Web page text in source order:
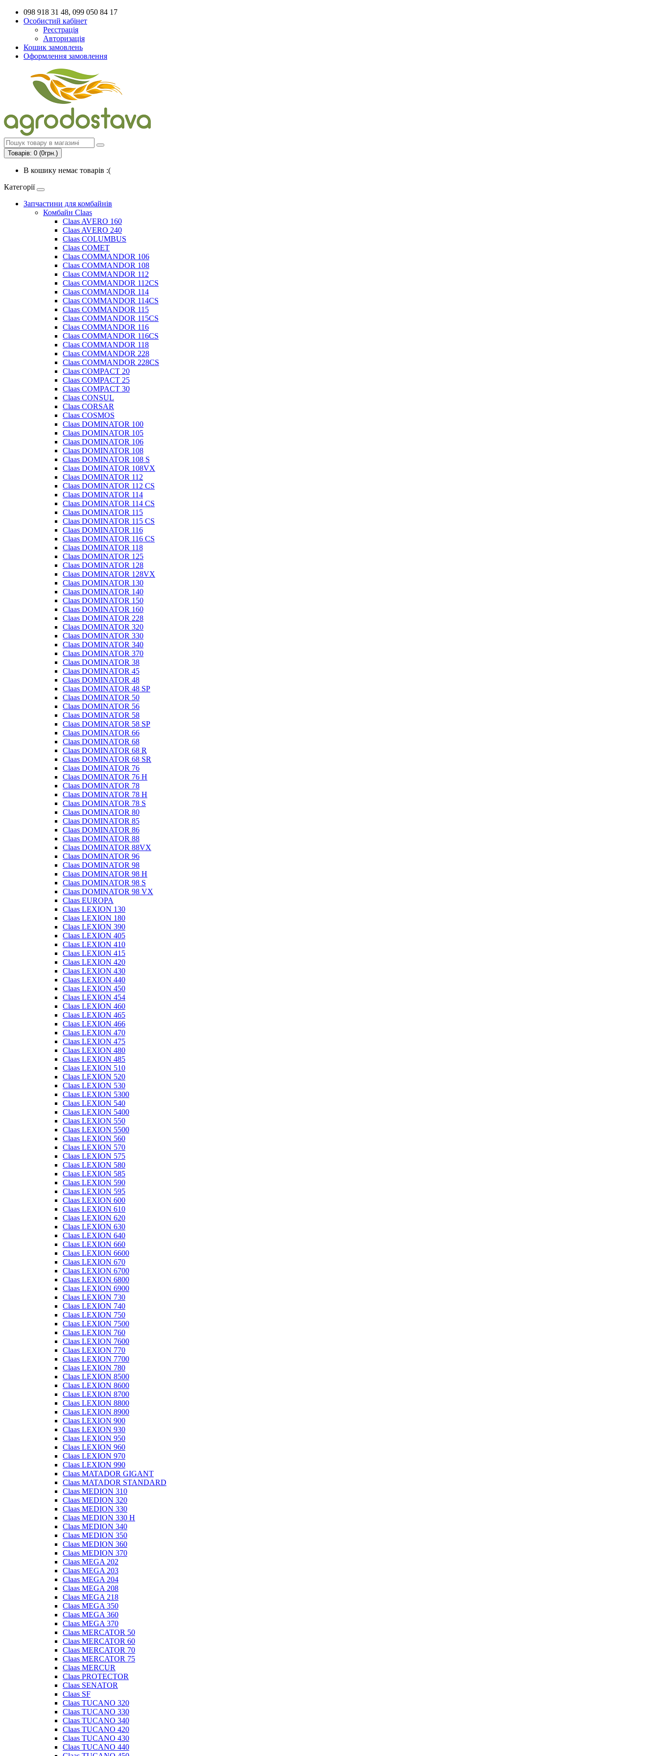
098 918 31 48, 099 050 84 17
Особистий кабінет
Реєстрація
Авторизація
Кошик замовлень
Оформлення замовлення
Товарів: 0 (0грн.)
В кошику немає товарів :(
Категорії
Запчастини для комбайнів
Комбайн Claas
Claas AVERO 160
Claas AVERO 240
Claas COLUMBUS
Claas COMET
Claas COMMANDOR 106
Claas COMMANDOR 108
Claas COMMANDOR 112
Claas COMMANDOR 112CS
Claas COMMANDOR 114
Claas COMMANDOR 114CS
Claas COMMANDOR 115
Claas COMMANDOR 115CS
Claas COMMANDOR 116
Claas COMMANDOR 116CS
Claas COMMANDOR 118
Claas COMMANDOR 228
Claas COMMANDOR 228CS
Claas COMPACT 20
Claas COMPACT 25
Claas COMPACT 30
Claas CONSUL
Claas CORSAR
Claas COSMOS
Claas DOMINATOR 100
Claas DOMINATOR 105
Claas DOMINATOR 106
Claas DOMINATOR 108
Claas DOMINATOR 108 S
Claas DOMINATOR 108VX
Claas DOMINATOR 112
Claas DOMINATOR 112 CS
Claas DOMINATOR 114
Claas DOMINATOR 114 CS
Claas DOMINATOR 115
Claas DOMINATOR 115 CS
Claas DOMINATOR 116
Claas DOMINATOR 116 CS
Claas DOMINATOR 118
Claas DOMINATOR 125
Claas DOMINATOR 128
Claas DOMINATOR 128VX
Claas DOMINATOR 130
Claas DOMINATOR 140
Claas DOMINATOR 150
Claas DOMINATOR 160
Claas DOMINATOR 228
Claas DOMINATOR 320
Claas DOMINATOR 330
Claas DOMINATOR 340
Claas DOMINATOR 370
Claas DOMINATOR 38
Claas DOMINATOR 45
Claas DOMINATOR 48
Claas DOMINATOR 48 SP
Claas DOMINATOR 50
Claas DOMINATOR 56
Claas DOMINATOR 58
Claas DOMINATOR 58 SP
Claas DOMINATOR 66
Claas DOMINATOR 68
Claas DOMINATOR 68 R
Claas DOMINATOR 68 SR
Claas DOMINATOR 76
Claas DOMINATOR 76 H
Claas DOMINATOR 78
Claas DOMINATOR 78 H
Claas DOMINATOR 78 S
Claas DOMINATOR 80
Claas DOMINATOR 85
Claas DOMINATOR 86
Claas DOMINATOR 88
Claas DOMINATOR 88VX
Claas DOMINATOR 96
Claas DOMINATOR 98
Claas DOMINATOR 98 H
Claas DOMINATOR 98 S
Claas DOMINATOR 98 VX
Claas EUROPA
Claas LEXION 130
Claas LEXION 180
Claas LEXION 390
Claas LEXION 405
Claas LEXION 410
Claas LEXION 415
Claas LEXION 420
Claas LEXION 430
Claas LEXION 440
Claas LEXION 450
Claas LEXION 454
Claas LEXION 460
Claas LEXION 465
Claas LEXION 466
Claas LEXION 470
Claas LEXION 475
Claas LEXION 480
Claas LEXION 485
Claas LEXION 510
Claas LEXION 520
Claas LEXION 530
Claas LEXION 5300
Claas LEXION 540
Claas LEXION 5400
Claas LEXION 550
Claas LEXION 5500
Claas LEXION 560
Claas LEXION 570
Claas LEXION 575
Claas LEXION 580
Claas LEXION 585
Claas LEXION 590
Claas LEXION 595
Claas LEXION 600
Claas LEXION 610
Claas LEXION 620
Claas LEXION 630
Claas LEXION 640
Claas LEXION 660
Claas LEXION 6600
Claas LEXION 670
Claas LEXION 6700
Claas LEXION 6800
Claas LEXION 6900
Claas LEXION 730
Claas LEXION 740
Claas LEXION 750
Claas LEXION 7500
Claas LEXION 760
Claas LEXION 7600
Claas LEXION 770
Claas LEXION 7700
Claas LEXION 780
Claas LEXION 8500
Claas LEXION 8600
Claas LEXION 8700
Claas LEXION 8800
Claas LEXION 8900
Claas LEXION 900
Claas LEXION 930
Claas LEXION 950
Claas LEXION 960
Claas LEXION 970
Claas LEXION 990
Claas MATADOR GIGANT
Claas MATADOR STANDARD
Claas MEDION 310
Claas MEDION 320
Claas MEDION 330
Claas MEDION 330 H
Claas MEDION 340
Claas MEDION 350
Claas MEDION 360
Claas MEDION 370
Claas MEGA 202
Claas MEGA 203
Claas MEGA 204
Claas MEGA 208
Claas MEGA 218
Claas MEGA 350
Claas MEGA 360
Claas MEGA 370
Claas MERCATOR 50
Claas MERCATOR 60
Claas MERCATOR 70
Claas MERCATOR 75
Claas MERCUR
Claas PROTECTOR
Claas SENATOR
Claas SF
Claas TUCANO 320
Claas TUCANO 330
Claas TUCANO 340
Claas TUCANO 420
Claas TUCANO 430
Claas TUCANO 440